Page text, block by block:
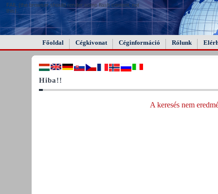
FAIL (the browser should render some flash content, not
this).
Főoldal Cégkivonat Céginformáció Rólunk
Hiba!!
A keresés nem